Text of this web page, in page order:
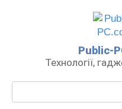
Public-
Технології,